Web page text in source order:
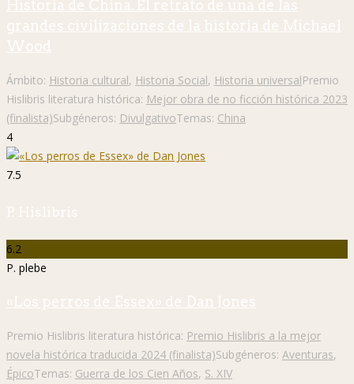
Historia de China. El retrato de una de las
grandes civilizaciones de la historia de Michael
Wood
Ámbito: Historia cultural, Historia Social, Historia universalPremio
Hislibris literatura histórica: Mejor obra de no ficción histórica 2023
(finalista)Subgéneros: DivulgativoTemas: China
4
7.5
P. Hislibris
6.2
P. plebe
«Los perros de Essex» de Dan Jones
Premio Hislibris literatura histórica: Premio Hislibris a la mejor
novela histórica traducida 2024 (finalista)Subgéneros: Aventuras,
ÉpicoTemas: Guerra de los Cien Años, S. XIV